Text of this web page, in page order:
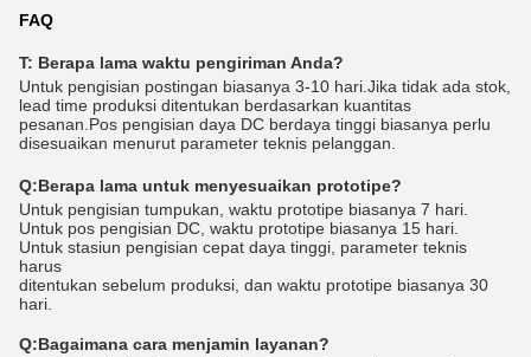
FAQ
T: Berapa lama waktu pengiriman Anda?
Untuk pengisian postingan biasanya 3-10 hari.Jika tidak ada stok,
lead time produksi ditentukan berdasarkan kuantitas
pesanan.Pos pengisian daya DC berdaya tinggi biasanya perlu
disesuaikan menurut parameter teknis pelanggan.
Q:Berapa lama untuk menyesuaikan prototipe?
Untuk pengisian tumpukan, waktu prototipe biasanya 7 hari.
Untuk pos pengisian DC, waktu prototipe biasanya 15 hari.
Untuk stasiun pengisian cepat daya tinggi, parameter teknis
harus
ditentukan sebelum produksi, dan waktu prototipe biasanya 30
hari.
Q:Bagaimana cara menjamin layanan?